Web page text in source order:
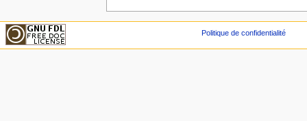
Politique de confidentialité